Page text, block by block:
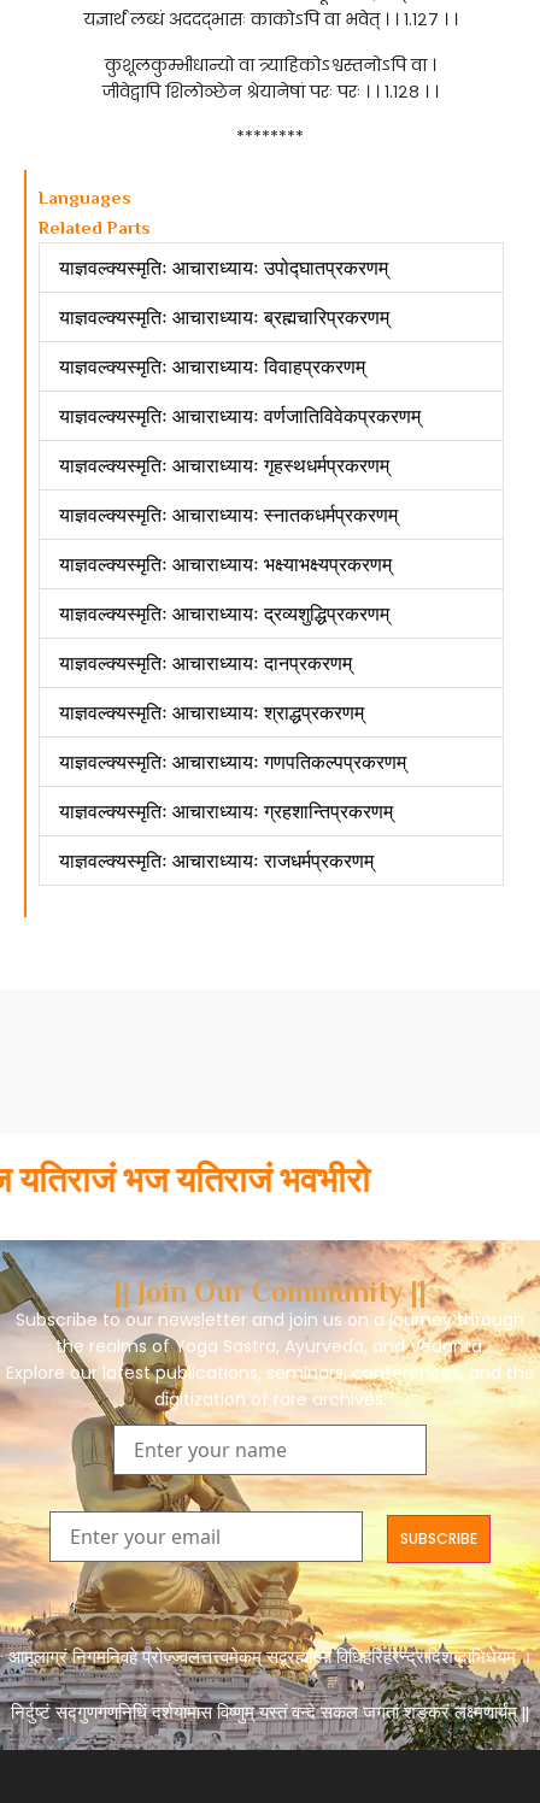
यज्ञार्थं लब्धं अददद्भासः काकोऽपि वा भवेत् । । १.१२७ । ।
कुशूलकुम्भीधान्यो वा त्र्याहिकोऽश्वस्तनोऽपि वा ।
जीवेद्वापि शिलोञ्छेन श्रेयानेषां परः परः । । १.१२८ । ।
********
Languages
Related Parts
याज्ञवल्क्यस्मृतिः आचाराध्यायः उपोद्घातप्रकरणम्
याज्ञवल्क्यस्मृतिः आचाराध्यायः ब्रह्मचारिप्रकरणम्
याज्ञवल्क्यस्मृतिः आचाराध्यायः विवाहप्रकरणम्
याज्ञवल्क्यस्मृतिः आचाराध्यायः वर्णजातिविवेकप्रकरणम्
याज्ञवल्क्यस्मृतिः आचाराध्यायः गृहस्थधर्मप्रकरणम्
याज्ञवल्क्यस्मृतिः आचाराध्यायः स्नातकधर्मप्रकरणम्
याज्ञवल्क्यस्मृतिः आचाराध्यायः भक्ष्याभक्ष्यप्रकरणम्
याज्ञवल्क्यस्मृतिः आचाराध्यायः द्रव्यशुद्धिप्रकरणम्
याज्ञवल्क्यस्मृतिः आचाराध्यायः दानप्रकरणम्
याज्ञवल्क्यस्मृतिः आचाराध्यायः श्राद्धप्रकरणम्
याज्ञवल्क्यस्मृतिः आचाराध्यायः गणपतिकल्पप्रकरणम्
याज्ञवल्क्यस्मृतिः आचाराध्यायः ग्रहशान्तिप्रकरणम्
याज्ञवल्क्यस्मृतिः आचाराध्यायः राजधर्मप्रकरणम्
भज यतिराजं भवभीरो
|| Join Our Community ||
Subscribe to our newsletter and join us on a journey through
the realms of Yoga Sastra, Ayurveda, and Vedanta.
Explore our latest publications, seminars, conferences, and the
digitization of rare archives.
आमूलाग्रं निगमनिवहे प्रोज्ज्वलत्तत्त्वमेकम् सद्ब्रह्मात्मा विधिहरिहरेन्द्रादिशब्दाभिधेयम् ।
निर्दुष्टं सद्गुणगणनिधिं दर्शयामास विष्णुम् यस्तं वन्दे सकल जगतां शङ्करं लक्ष्मणार्यम् ||